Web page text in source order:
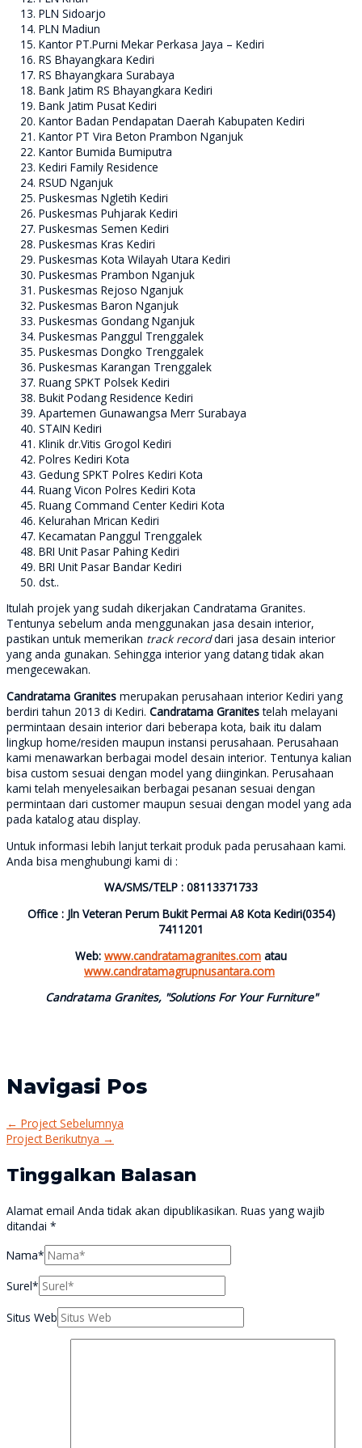
PLN Sidoarjo
PLN Madiun
Kantor PT.Purni Mekar Perkasa Jaya – Kediri
RS Bhayangkara Kediri
RS Bhayangkara Surabaya
Bank Jatim RS Bhayangkara Kediri
Bank Jatim Pusat Kediri
Kantor Badan Pendapatan Daerah Kabupaten Kediri
Kantor PT Vira Beton Prambon Nganjuk
Kantor Bumida Bumiputra
Kediri Family Residence
RSUD Nganjuk
Puskesmas Ngletih Kediri
Puskesmas Puhjarak Kediri
Puskesmas Semen Kediri
Puskesmas Kras Kediri
Puskesmas Kota Wilayah Utara Kediri
Puskesmas Prambon Nganjuk
Puskesmas Rejoso Nganjuk
Puskesmas Baron Nganjuk
Puskesmas Gondang Nganjuk
Puskesmas Panggul Trenggalek
Puskesmas Dongko Trenggalek
Puskesmas Karangan Trenggalek
Ruang SPKT Polsek Kediri
Bukit Podang Residence Kediri
Apartemen Gunawangsa Merr Surabaya
STAIN Kediri
Klinik dr.Vitis Grogol Kediri
Polres Kediri Kota
Gedung SPKT Polres Kediri Kota
Ruang Vicon Polres Kediri Kota
Ruang Command Center Kediri Kota
Kelurahan Mrican Kediri
Kecamatan Panggul Trenggalek
BRI Unit Pasar Pahing Kediri
BRI Unit Pasar Bandar Kediri
dst..
Itulah projek yang sudah dikerjakan Candratama Granites.
Tentunya sebelum anda menggunakan jasa desain interior,
pastikan untuk memerikan track recorddari jasa desain interior
yang anda gunakan. Sehingga interior yang datang tidak akan
mengecewakan.
Candratama Granites merupakan perusahaan interior Kediri yang
berdiri tahun 2013 di Kediri. Candratama Granitestelah melayani
permintaan desain interior dari beberapa kota, baik itu dalam
lingkup home/residen maupun instansi perusahaan. Perusahaan
kami menawarkan berbagai model desain interior. Tentunya kalian
bisa custom sesuai dengan model yang diinginkan. Perusahaan
kami telah menyelesaikan berbagai pesanan sesuai dengan
permintaan dari customer maupun sesuai dengan model yang ada
pada katalog atau display.
Untuk informasi lebih lanjut terkait produk pada perusahaan kami.
Anda bisa menghubungi kami di :
WA/SMS/TELP : 08113371733
Office : Jln Veteran Perum Bukit Permai A8 Kota Kediri(0354)
7411201
Web: www.candratamagranites.com atau
www.candratamagrupnusantara.com
Candratama Granites, "Solutions For Your Furniture"
Navigasi Pos
← Project Sebelumnya
Project Berikutnya →
Tinggalkan Balasan
Alamat email Anda tidak akan dipublikasikan. Ruas yang wajib
ditandai *
Nama*
Surel*
Situs Web